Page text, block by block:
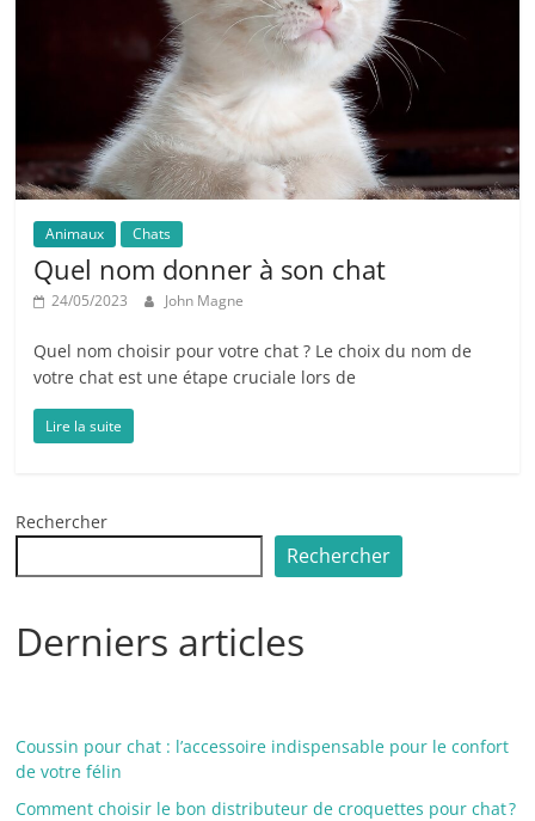
Animaux Chats
Quel nom donner à son chat
24/05/2023 John Magne
Quel nom choisir pour votre chat ? Le choix du nom de
votre chat est une étape cruciale lors de
Lire la suite
Rechercher
Rechercher
Derniers articles
Coussin pour chat : l’accessoire indispensable pour le confort
de votre félin
Comment choisir le bon distributeur de croquettes pour chat ?